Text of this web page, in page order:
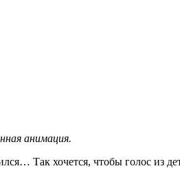
анимация.
Так хочется, чтобы голос из